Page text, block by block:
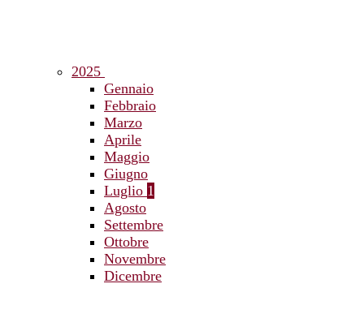
2025
Gennaio
Febbraio
Marzo
Aprile
Maggio
Giugno
Luglio 1
Agosto
Settembre
Ottobre
Novembre
Dicembre